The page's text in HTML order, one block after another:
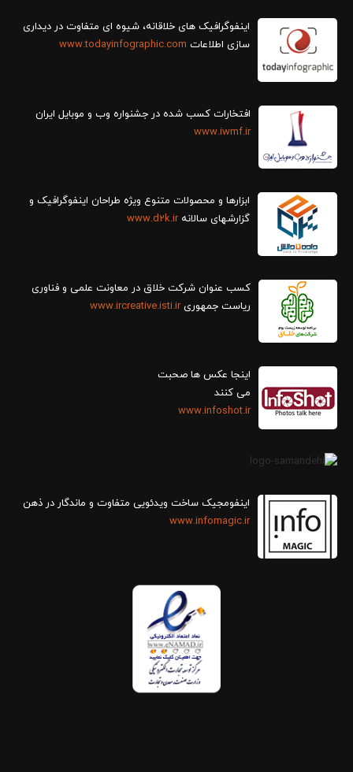
سازی اطلاعات www.todayinfographic.com
افتخارات کسب شده در جشنواره وب و موبایل ایران
www.iwmf.ir
ابزارها و محصولات متنوع ویژه طراحان اینفوگرافیک و
گزارش‎های سالانه
www.d2k.ir
کسب عنوان شرکت خلاق در معاونت علمی و فناوری
ریاست جمهوریwww.ircreative.isti.ir
اینجا عکس ها صحبت
می کنند
www.infoshot.ir
اینفومجیک ساخت ویدئویی متفاوت و ماندگار در ذهن
www.infomagic.ir